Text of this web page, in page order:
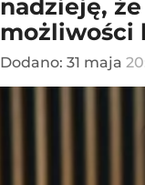
nadzieję,
możliwości
Dodano: 31 maja